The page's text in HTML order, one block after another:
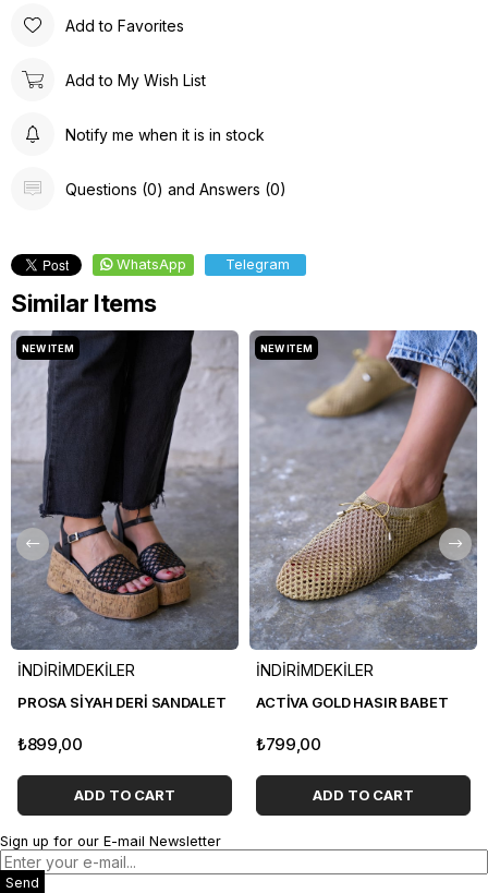
Add to Favorites
Add to My Wish List
Notify me when it is in stock
Questions (0) and Answers (0)
WhatsApp Telegram
Similar Items
İNDİRİMDEKİLER
PROSA SİYAH DERİ SANDALET
₺899,00
ADD TO CART
NEW ITEM
İNDİRİMDEKİLER
ACTİVA GOLD HASIR BABET
₺799,00
ADD TO CART
NEW ITEM
Sign up for our E-mail Newsletter
Send